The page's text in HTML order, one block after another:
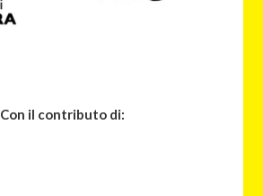
Con il contributo di: